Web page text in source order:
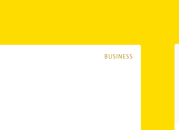
BUSINESS